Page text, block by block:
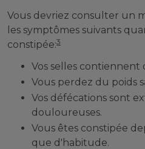
Vous devriez consulter un
les symptômes suivants
constipée:3
Vos selles contiennent
Vous perdez du poids
Vos défécations sont
douloureuses.
Vous êtes constipée
que d'habitude.